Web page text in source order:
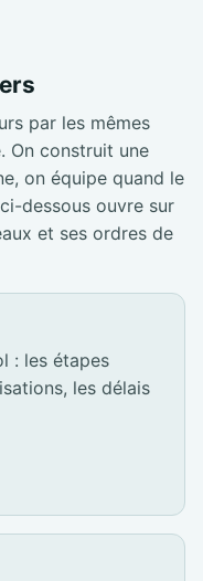
par les mêmes
On construit une
on équipe quand le
dessous ouvre sur
et ses ordres de
: les étapes
les délais